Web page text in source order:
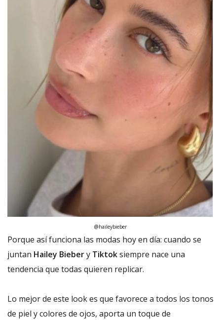
@haileybieber
Porque así funciona las modas hoy en día: cuando se
juntan Hailey Biebery Tiktoksiempre nace una
tendencia que todas quieren replicar.
Lo mejor de este look es que favorece a todos los tonos
de piel y colores de ojos, aporta un toque de